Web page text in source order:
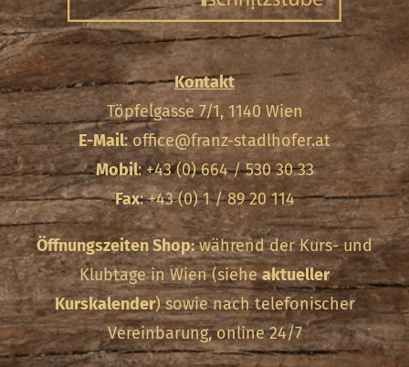
Kontakt
Töpfelgasse 7/1, 1140 Wien
E-Mail:office@franz-stadlhofer.at
Mobil: +43 (0) 664 / 530 30 33
Fax: +43 (0) 1 / 89 20 114
Öffnungszeiten Shop:während der Kurs- und
Klubtage in Wien (sieheaktueller
Kurskalender) sowie nach telefonischer
Vereinbarung, online 24/7